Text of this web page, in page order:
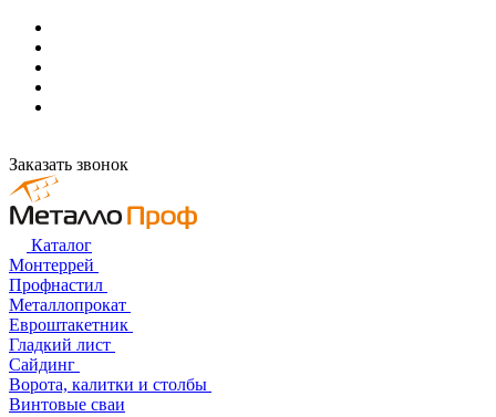
Заказать звонок
Каталог
Монтеррей
Профнастил
Металлопрокат
Евроштакетник
Гладкий лист
Сайдинг
Ворота, калитки и столбы
Винтовые сваи